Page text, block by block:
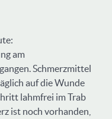
am
Schmerzmittel
auf die Wunde
lahmfrei im Trab
ist noch vorhanden,